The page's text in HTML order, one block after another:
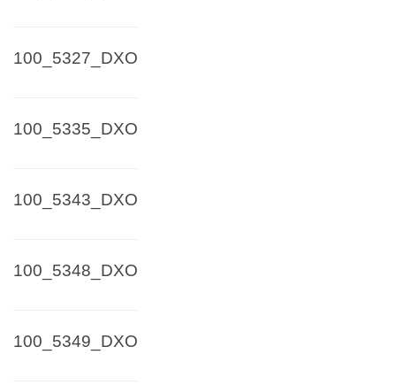
100_5327_DXO
100_5335_DXO
100_5343_DXO
100_5348_DXO
100_5349_DXO